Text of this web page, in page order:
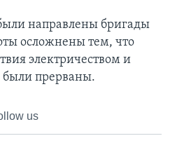
направлены бригады
осложнены тем, что
электричеством и
были прерваны.
us